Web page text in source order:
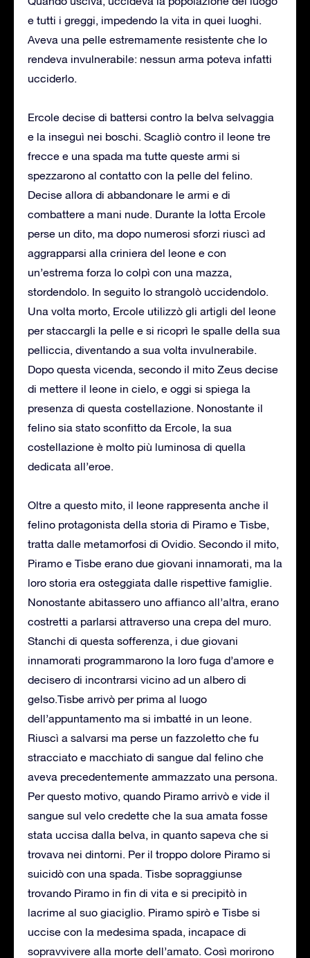
e tutti i greggi, impedendo la vita in quei luoghi.
Aveva una pelle estremamente resistente che lo
rendeva invulnerabile: nessun arma poteva infatti
ucciderlo.
Ercole decise di battersi contro la belva selvaggia
e la inseguì nei boschi. Scagliò contro il leone tre
frecce e una spada ma tutte queste armi si
spezzarono al contatto con la pelle del felino.
Decise allora di abbandonare le armi e di
combattere a mani nude. Durante la lotta Ercole
perse un dito, ma dopo numerosi sforzi riuscì ad
aggrapparsi alla criniera del leone e con
un’estrema forza lo colpì con una mazza,
stordendolo. In seguito lo strangolò uccidendolo.
Una volta morto, Ercole utilizzò gli artigli del leone
per staccargli la pelle e si ricoprì le spalle della sua
pelliccia, diventando a sua volta invulnerabile.
Dopo questa vicenda, secondo il mito Zeus decise
di mettere il leone in cielo, e oggi si spiega la
presenza di questa costellazione. Nonostante il
felino sia stato sconfitto da Ercole, la sua
costellazione è molto più luminosa di quella
dedicata all’eroe.
Oltre a questo mito, il leone rappresenta anche il
felino protagonista della storia di Piramo e Tisbe,
tratta dalle metamorfosi di Ovidio. Secondo il mito,
Piramo e Tisbe erano due giovani innamorati, ma la
loro storia era osteggiata dalle rispettive famiglie.
Nonostante abitassero uno affianco all’altra, erano
costretti a parlarsi attraverso una crepa del muro.
Stanchi di questa sofferenza, i due giovani
innamorati programmarono la loro fuga d’amore e
decisero di incontrarsi vicino ad un albero di
gelso.Tisbe arrivò per prima al luogo
dell’appuntamento ma si imbatté in un leone.
Riuscì a salvarsi ma perse un fazzoletto che fu
stracciato e macchiato di sangue dal felino che
aveva precedentemente ammazzato una persona.
Per questo motivo, quando Piramo arrivò e vide il
sangue sul velo credette che la sua amata fosse
stata uccisa dalla belva, in quanto sapeva che si
trovava nei dintorni. Per il troppo dolore Piramo si
suicidò con una spada. Tisbe sopraggiunse
trovando Piramo in fin di vita e si precipitò in
lacrime al suo giaciglio. Piramo spirò e Tisbe si
uccise con la medesima spada, incapace di
sopravvivere alla morte dell’amato. Così morirono